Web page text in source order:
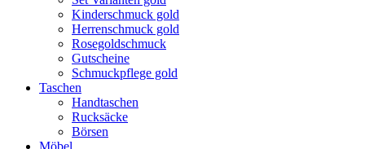
Kinderschmuck gold
Herrenschmuck gold
Rosegoldschmuck
Gutscheine
Schmuckpflege gold
Taschen
Handtaschen
Rucksäcke
Börsen
Möbel